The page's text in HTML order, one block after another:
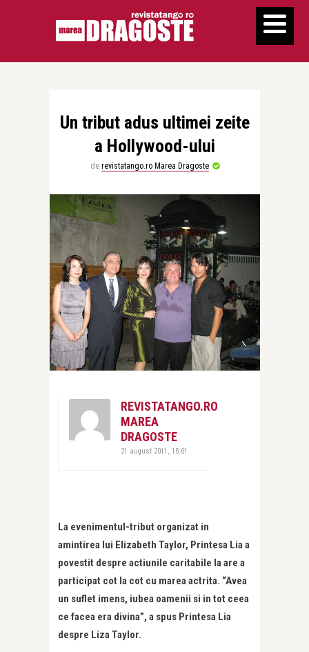
Un tribut adus ultimei zeite
a Hollywood-ului
de revistatango.ro Marea Dragoste
REVISTATANGO.RO
MAREA
DRAGOSTE
21 august 2011, 15:01
La evenimentul-tribut organizat in
amintirea lui Elizabeth Taylor, Printesa Lia a
povestit despre actiunile caritabile la are a
participat cot la cot cu marea actrita. “Avea
un suflet imens, iubea oamenii si in tot ceea
ce facea era divina”, a spus Printesa Lia
despre Liza Taylor.